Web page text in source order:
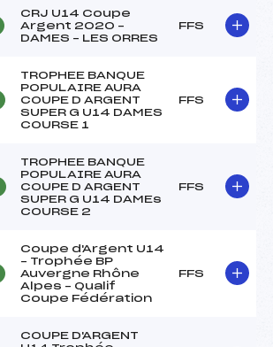
CRJ U14 Coupe
Argent 2020 –
DAMES – LES ORRES
FFS
TROPHEE BANQUE
POPULAIRE AURA
COUPE D ARGENT
SUPER G U14 DAMES
COURSE 1
FFS
TROPHEE BANQUE
POPULAIRE AURA
COUPE D ARGENT
SUPER G U14 DAMEs
COURSE 2
FFS
Coupe d'Argent U14
– Trophée BP
Auvergne Rhône
Alpes – Qualif
Coupe Fédération
FFS
COUPE D'ARGENT